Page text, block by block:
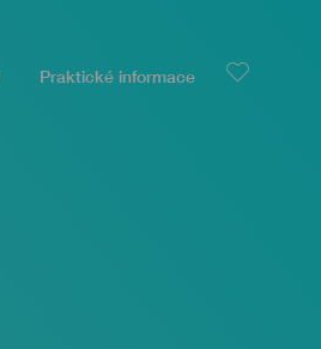
Praktické informace